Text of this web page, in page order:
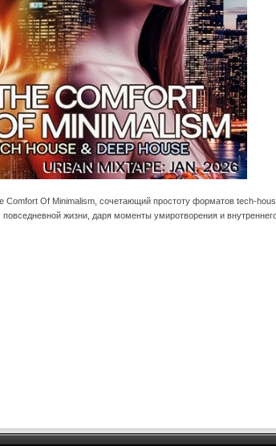
Of Minimalism, сочетающий простоту форматов tech-
жизни, даря моменты умиротворения и внутреннего